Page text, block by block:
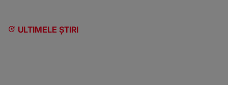
ULTIMELE ȘTIRI